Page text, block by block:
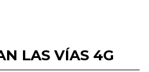
LAS VÍAS 4G